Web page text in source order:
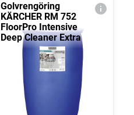
Golvrengöring
KÄRCHER RM 752
FloorPro Intensive
Deep Cleaner Extra